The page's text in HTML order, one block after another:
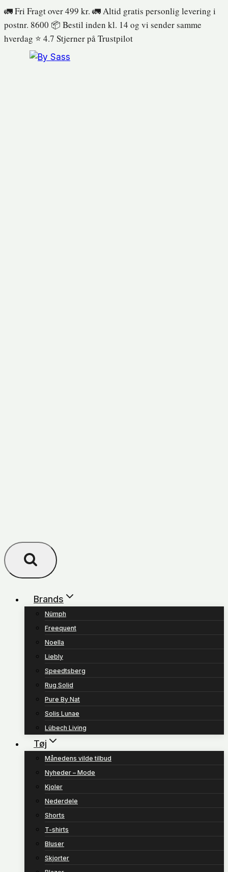
Fortsæt
til
indhold
🚛 Fri Fragt over 499 kr. 🚛 Altid gratis personlig levering i
postnr. 8600 📦 Bestil inden kl. 14 og vi sender samme
hverdag ⭐️ 4.7 Stjerner på Trustpilot
Brands
Nümph
Freequent
Noella
Liebly
Speedtsberg
Rug Solid
Pure By Nat
Solis Lunae
Lübech Living
Tøj
Månedens vilde tilbud
Nyheder – Mode
Kjoler
Nederdele
Shorts
T-shirts
Bluser
Skjorter